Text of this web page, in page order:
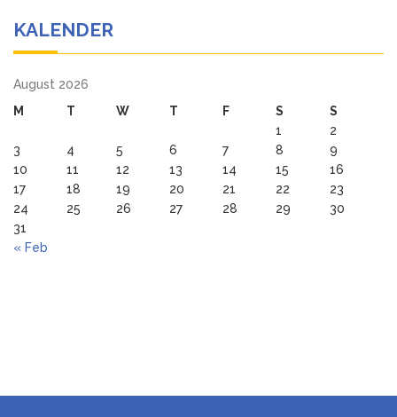
KALENDER
August 2026
M
T W T F S S
« Feb
1
2
3
4 5 6 7 8
9
10
11 12 13 14 15
16
17
18 19 20 21 22
23
24
25 26 27 28 29
30
31